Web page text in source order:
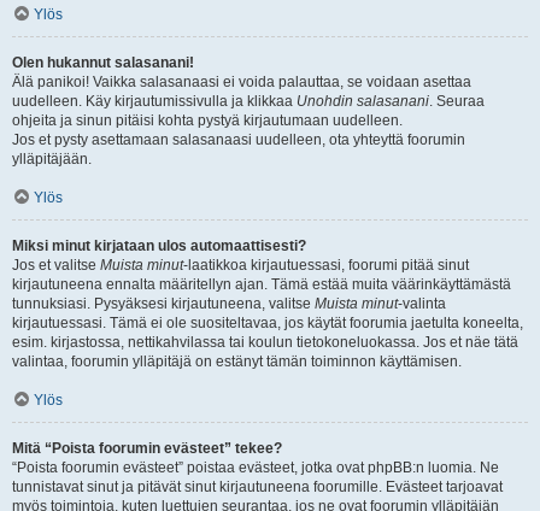
Ylös
Olen hukannut salasanani!
Älä panikoi! Vaikka salasanaasi ei voida palauttaa, se voidaan asettaa
uudelleen. Käy kirjautumissivulla ja klikkaa Unohdin salasanani. Seuraa
ohjeita ja sinun pitäisi kohta pystyä kirjautumaan uudelleen.
Jos et pysty asettamaan salasanaasi uudelleen, ota yhteyttä foorumin
ylläpitäjään.
Ylös
Miksi minut kirjataan ulos automaattisesti?
Jos et valitse Muista minut-laatikkoa kirjautuessasi, foorumi pitää sinut
kirjautuneena ennalta määritellyn ajan. Tämä estää muita väärinkäyttämästä
tunnuksiasi. Pysyäksesi kirjautuneena, valitse Muista minut-valinta
kirjautuessasi. Tämä ei ole suositeltavaa, jos käytät foorumia jaetulta koneelta,
esim. kirjastossa, nettikahvilassa tai koulun tietokoneluokassa. Jos et näe tätä
valintaa, foorumin ylläpitäjä on estänyt tämän toiminnon käyttämisen.
Ylös
Mitä “Poista foorumin evästeet” tekee?
“Poista foorumin evästeet” poistaa evästeet, jotka ovat phpBB:n luomia. Ne
tunnistavat sinut ja pitävät sinut kirjautuneena foorumille. Evästeet tarjoavat
myös toimintoja, kuten luettujen seurantaa, jos ne ovat foorumin ylläpitäjän